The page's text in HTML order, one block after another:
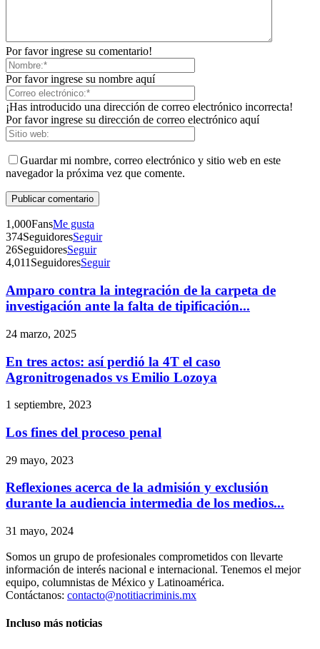
Telegram
Por favor ingrese su comentario!
Por favor ingrese su nombre aquí
¡Has introducido una dirección de correo electrónico incorrecta!
Por favor ingrese su dirección de correo electrónico aquí
Guardar mi nombre, correo electrónico y sitio web en este
navegador la próxima vez que comente.
1,000FansMe gusta
374SeguidoresSeguir
26SeguidoresSeguir
4,011 SeguidoresSeguir
Amparo contra la integración de la carpeta de
investigación ante la falta de tipificación...
24 marzo, 2025
En tres actos: así perdió la 4T el caso
Agronitrogenados vs Emilio Lozoya
1 septiembre, 2023
Los fines del proceso penal
29 mayo, 2023
Reflexiones acerca de la admisión y exclusión
durante la audiencia intermedia de los medios...
31 mayo, 2024
Somos un grupo de profesionales comprometidos con llevarte
información de interés nacional e internacional. Tenemos el mejor
equipo, columnistas de México y Latinoamérica.
Contáctanos: contacto@notitiacriminis.mx
Incluso más noticias